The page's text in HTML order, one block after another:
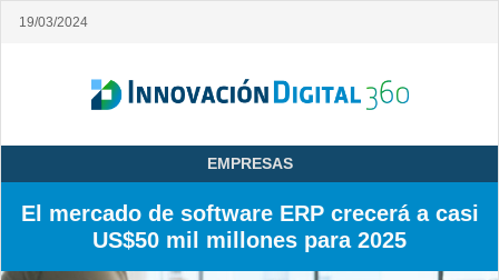
19/03/2024
EMPRESAS
El mercado de software ERP crecerá a casi
US$50 mil millones para 2025